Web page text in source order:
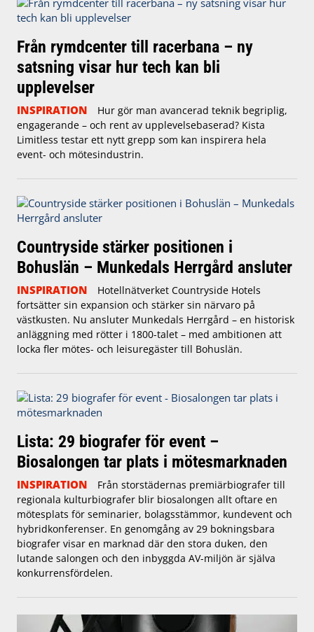
Från rymdcenter till racerbana – ny
satsning visar hur tech kan bli
upplevelser
INSPIRATION
Hur gör man avancerad teknik begriplig,
engagerande – och rent av upplevelsebaserad? Kista
Limitless testar ett nytt grepp som kan inspirera hela
event- och mötesindustrin.
Countryside stärker positionen i
Bohuslän – Munkedals Herrgård ansluter
INSPIRATION
Hotellnätverket Countryside Hotels
fortsätter sin expansion och stärker sin närvaro på
västkusten. Nu ansluter Munkedals Herrgård – en historisk
anläggning med rötter i 1800-talet – med ambitionen att
locka fler mötes- och leisuregäster till Bohuslän.
Lista: 29 biografer för event –
Biosalongen tar plats i mötesmarknaden
INSPIRATION
Från storstädernas premiärbiografer till
regionala kulturbiografer blir biosalongen allt oftare en
mötesplats för seminarier, bolagsstämmor, kundevent och
hybridkonferenser. En genomgång av 29 bokningsbara
biografer visar en marknad där den stora duken, den
lutande salongen och den inbyggda AV-miljön är själva
konkurrensfördelen.